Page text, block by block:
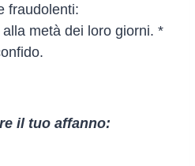
fraudolenti:
metà dei loro giorni. *
il tuo affanno: